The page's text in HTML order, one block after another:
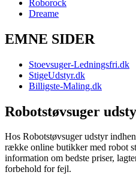
Roborock
Dreame
EMNE SIDER
Stoevsuger-Ledningsfri.dk
StigeUdstyr.dk
Billigste-Maling.dk
Robotstøvsuger
Hos Robotstøvsuger udstyr
række online butikker med robot
information om bedste priser,
forbehold for fejl.